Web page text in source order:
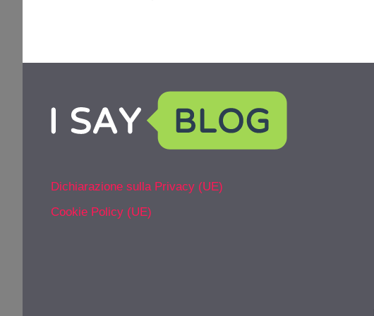
Dichiarazione sulla Privacy (UE)
Cookie Policy (UE)